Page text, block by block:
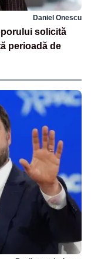
Daniel Onescu
solicită
perioadă de